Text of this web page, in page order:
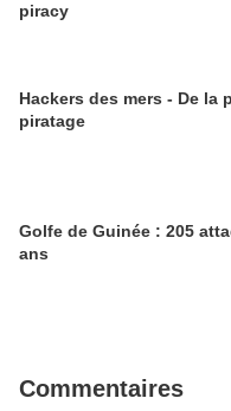
piracy
Hackers des mers - De la
piratage
Golfe de Guinée : 205
ans
Commentaires